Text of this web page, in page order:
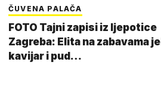
ČUVENA PALAČA
FOTO Tajni zapisi iz ljepotice
Zagreba: Elita na zabavama jela
kavijar i pud…